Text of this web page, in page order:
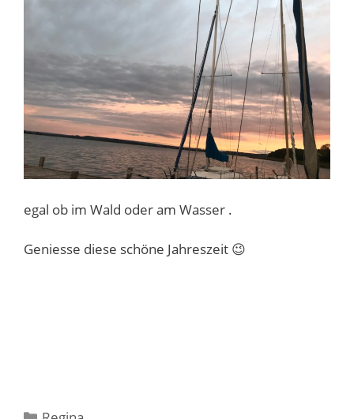
egal ob im Wald oder am Wasser .
Geniesse diese schöne Jahreszeit 😉
Kategorien